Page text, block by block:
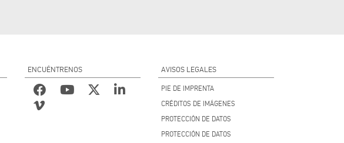
ENCUÉNTRENOS AVISOS LEGALES
PIE DE IMPRENTA
CRÉDITOS DE IMÁGENES
PROTECCIÓN DE DATOS
PROTECCIÓN DE DATOS